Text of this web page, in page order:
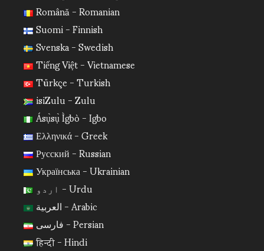
Română - Romanian
Suomi - Finnish
Svenska - Swedish
Tiếng Việt - Vietnamese
Türkçe - Turkish
isiZulu - Zulu
Ásụ̀sụ̀ Ìgbò - Igbo
Ελληνικά - Greek
Русский - Russian
Українська - Ukrainian
اردو - Urdu
العربية - Arabic
فارسی - Persian
हिन्दी - Hindi